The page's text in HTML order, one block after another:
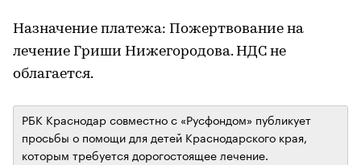
Назначение платежа: Пожертвование на
лечение Гриши Нижегородова. НДС не
облагается.
РБК Краснодар совместно с «Русфондом» публикует
просьбы о помощи для детей Краснодарского края,
которым требуется дорогостоящее лечение.